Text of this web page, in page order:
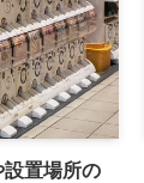
置場所の